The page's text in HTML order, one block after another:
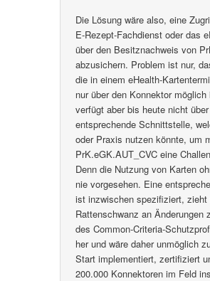
Die Lösung wäre also, eine
E-Rezept-Fachdienst oder das
über den Besitznachweis von
abzusichern. Problem ist nur,
die in einem eHealth-
nur über den Konnektor
verfügt aber bis heute nicht
entsprechende Schnittstelle,
oder Praxis nutzen könnte, um
PrK.eGK.AUT_CVC eine
Denn die Nutzung von Karten
nie vorgesehen. Eine
ist inzwischen spezifiziert, zieht
Rattenschwanz an Änderungen
des Common-Criteria-
her und wäre daher unmöglich
Start implementiert, zertifiziert
200.000 Konnektoren im Feld